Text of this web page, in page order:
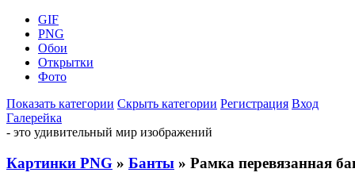
GIF
PNG
Обои
Открытки
Фото
Показать категории Скрыть категории Регистрация Вход
Галерейка
- это удивительный мир изображений
Картинки PNG » Банты » Рамка перевязанная